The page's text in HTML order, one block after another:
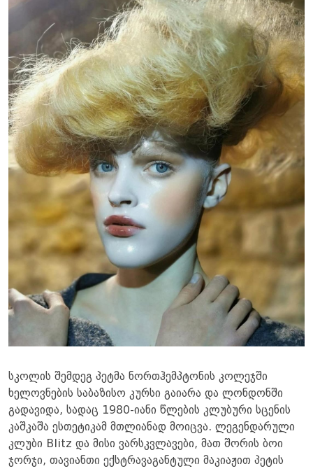
სკოლის შემდეგ პეტმა ნორთჰემპტონის კოლეჯში
ხელოვნების საბაზისო კურსი გაიარა და ლონდონში
გადავიდა, სადაც 1980-იანი წლების კლუბური სცენის
კაშკაშა ესთეტიკამ მთლიანად მოიცვა. ლეგენდარული
კლუბი Blitz და მისი ვარსკვლავები, მათ შორის ბოი
ჯორჯი, თავიანთი ექსტრავაგანტული მაკიაჟით პეტის